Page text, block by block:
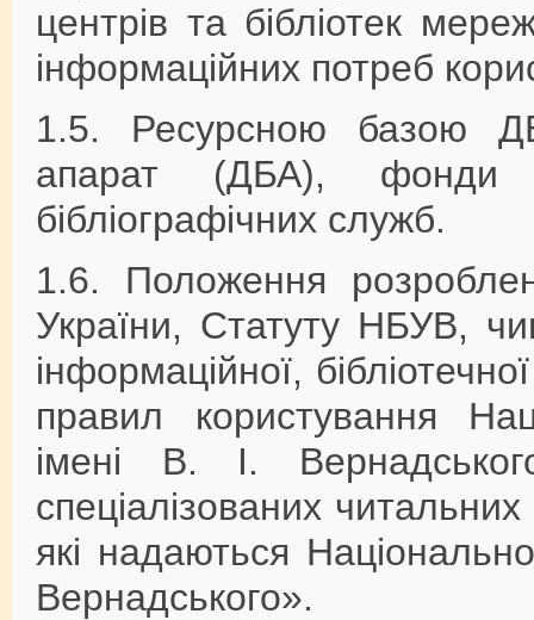
центрів та бібліотек
інформаційних потреб
1.5. Ресурсною базою
апарат (ДБА), фонди
бібліографічних служб.
1.6. Положення
України, Статуту НБУВ,
інформаційної,
правил користування
імені В. І.
спеціалізованих
які надаються
Вернадського».